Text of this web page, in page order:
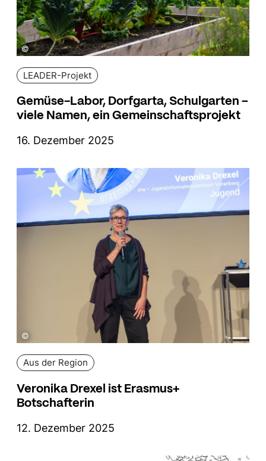
©
LEADER-Projekt
Gemüse-Labor, Dorfgarta, Schulgarten –
viele Namen, ein Gemeinschaftsprojekt
16. Dezember 2025
©
Aus der Region
Veronika Drexel ist Erasmus+
Botschafterin
12. Dezember 2025